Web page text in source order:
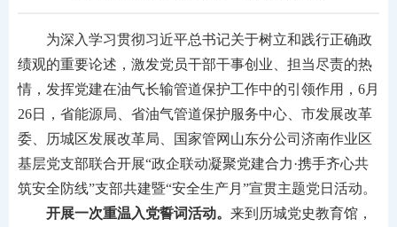
为深入学习贯彻习近平总书记关于树立和践行正确政
绩观的重要论述，激发党员干部干事创业、担当尽责的热
情，发挥党建在油气长输管道保护工作中的引领作用，6月
26日，省能源局、省油气管道保护服务中心、市发展改革
委、历城区发展改革局、国家管网山东分公司济南作业区
基层党支部联合开展“政企联动凝聚党建合力·携手齐心共
筑安全防线”支部共建暨“安全生产月”宣贯主题党日活动。
开展一次重温入党誓词活动。 来到历城党史教育馆，